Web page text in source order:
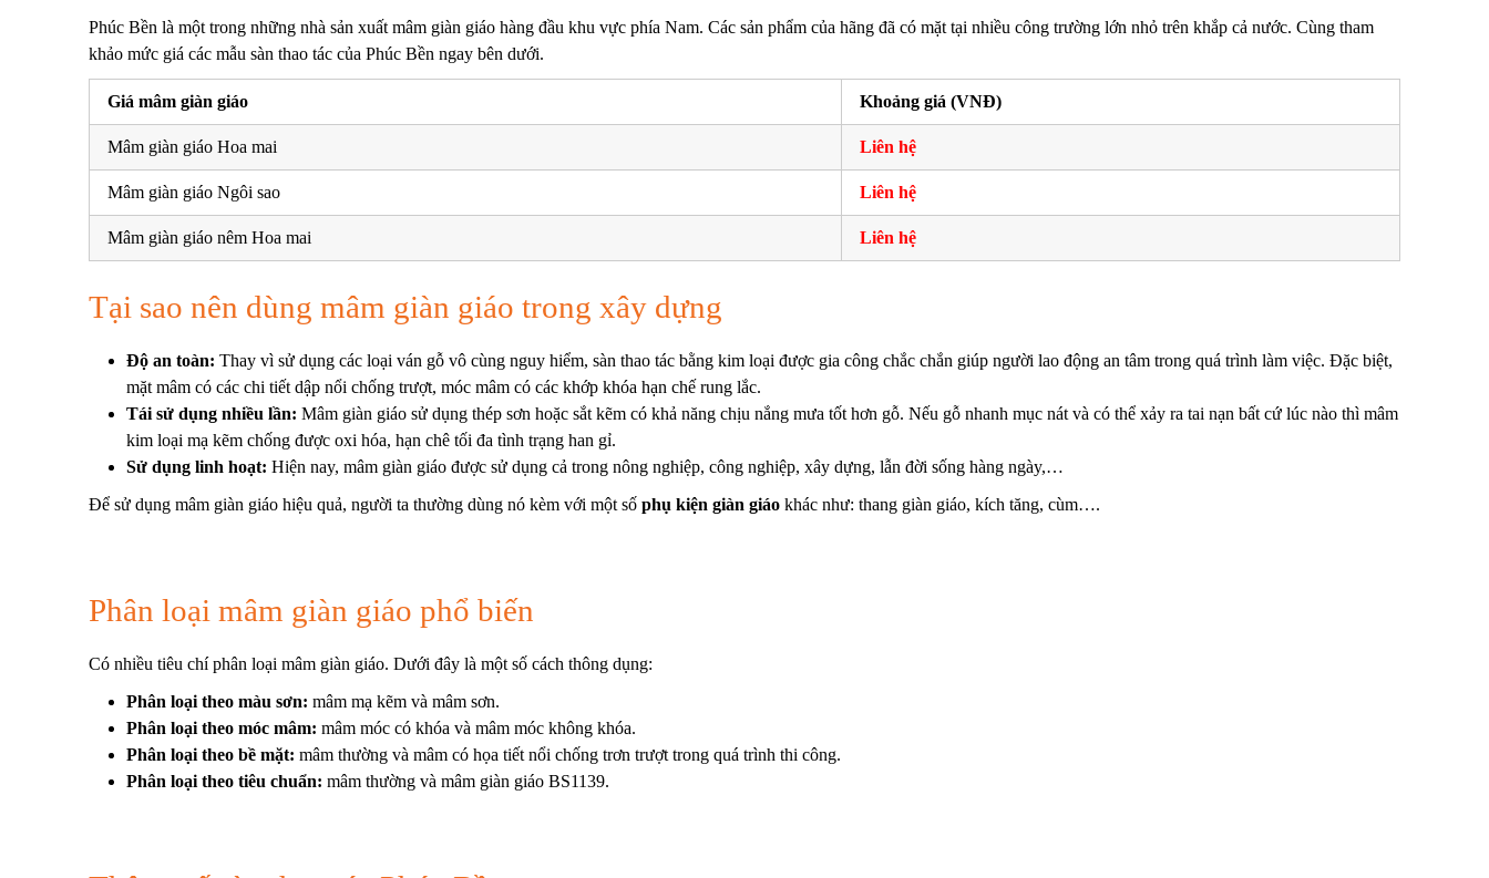
Phúc Bền là một trong những nhà sản xuất mâm giàn giáo hàng đầu khu vực phía Nam. Các sản phẩm của hãng đã có mặt tại nhiều công trường lớn nhỏ trên khắp cả nước. Cùng tham
khảo mức giá các mẫu sàn thao tác của Phúc Bền ngay bên dưới.
Giá mâm giàn giáo Khoảng giá (VNĐ)
Mâm giàn giáo Hoa mai Liên hệ
Mâm giàn giáo Ngôi sao Liên hệ
Mâm giàn giáo nêm Hoa mai Liên hệ
Tại sao nên dùng mâm giàn giáo trong xây dựng
Độ an toàn: Thay vì sử dụng các loại ván gỗ vô cùng nguy hiểm, sàn thao tác bằng kim loại được gia công chắc chắn giúp người lao động an tâm trong quá trình làm việc. Đặc biệt,
mặt mâm có các chi tiết dập nổi chống trượt, móc mâm có các khớp khóa hạn chế rung lắc.
Tái sử dụng nhiều lần: Mâm giàn giáo sử dụng thép sơn hoặc sắt kẽm có khả năng chịu nắng mưa tốt hơn gỗ. Nếu gỗ nhanh mục nát và có thể xảy ra tai nạn bất cứ lúc nào thì mâm
kim loại mạ kẽm chống được oxi hóa, hạn chê tối đa tình trạng han gỉ.
Sử dụng linh hoạt: Hiện nay, mâm giàn giáo được sử dụng cả trong nông nghiệp, công nghiệp, xây dựng, lẫn đời sống hàng ngày,…
Để sử dụng mâm giàn giáo hiệu quả, người ta thường dùng nó kèm với một số phụ kiện giàn giáo khác như: thang giàn giáo, kích tăng, cùm….
Phân loại mâm giàn giáo phổ biến
Có nhiều tiêu chí phân loại mâm giàn giáo. Dưới đây là một số cách thông dụng:
Phân loại theo màu sơn: mâm mạ kẽm và mâm sơn.
Phân loại theo móc mâm: mâm móc có khóa và mâm móc không khóa.
Phân loại theo bề mặt: mâm thường và mâm có họa tiết nổi chống trơn trượt trong quá trình thi công.
Phân loại theo tiêu chuẩn: mâm thường và mâm giàn giáo BS1139.